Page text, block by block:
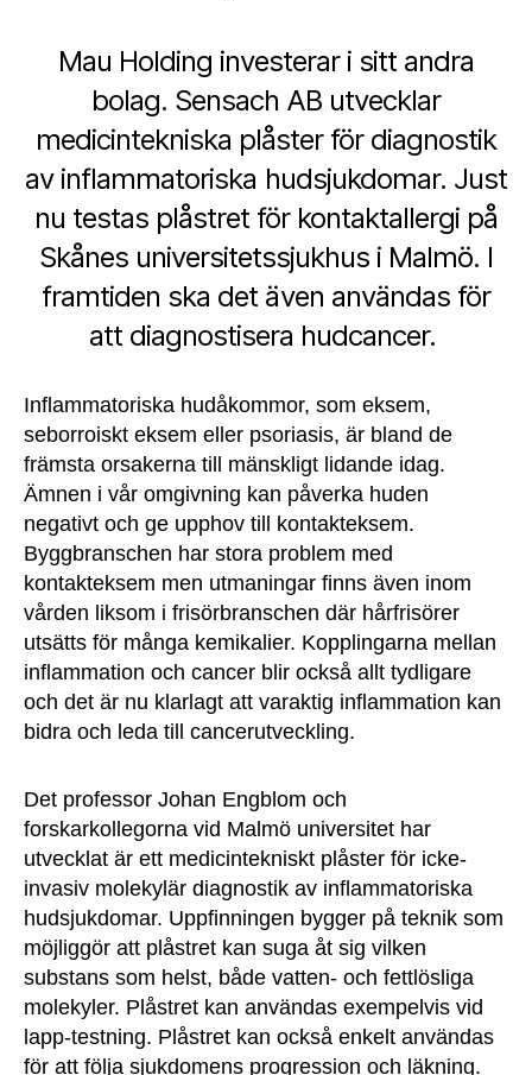
Mau Holding investerar i sitt andra
bolag. Sensach AB utvecklar
medicintekniska plåster för diagnostik
av inflammatoriska hudsjukdomar. Just
nu testas plåstret för kontaktallergi på
Skånes universitetssjukhus i Malmö. I
framtiden ska det även användas för
att diagnostisera hudcancer.
Inflammatoriska hudåkommor, som eksem,
seborroiskt eksem eller psoriasis, är bland de
främsta orsakerna till mänskligt lidande idag.
Ämnen i vår omgivning kan påverka huden
negativt och ge upphov till kontakteksem.
Byggbranschen har stora problem med
kontakteksem men utmaningar finns även inom
vården liksom i frisörbranschen där hårfrisörer
utsätts för många kemikalier. Kopplingarna mellan
inflammation och cancer blir också allt tydligare
och det är nu klarlagt att varaktig inflammation kan
bidra och leda till cancerutveckling.
Det professor Johan Engblom och
forskarkollegorna vid Malmö universitet har
utvecklat är ett medicintekniskt plåster för icke-
invasiv molekylär diagnostik av inflammatoriska
hudsjukdomar. Uppfinningen bygger på teknik som
möjliggör att plåstret kan suga åt sig vilken
substans som helst, både vatten- och fettlösliga
molekyler. Plåstret kan användas exempelvis vid
lapp-testning. Plåstret kan också enkelt användas
för att följa sjukdomens progression och läkning.